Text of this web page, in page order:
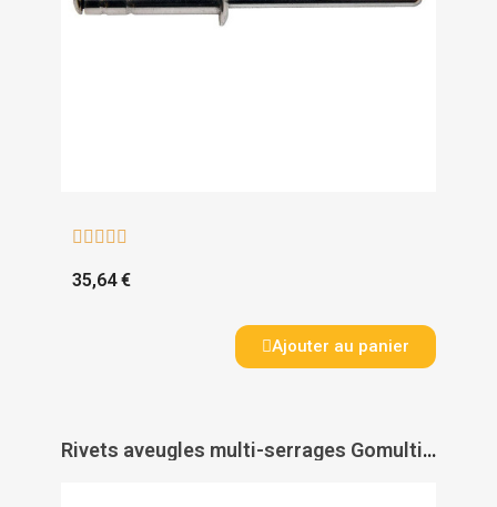
    
35,64 €
Ajouter au panier
Rivets aveugles multi-serrages Gomulti corps alu tige acier zingué tête fraisée 120deg. - DEGOMETAL